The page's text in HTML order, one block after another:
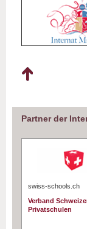
Partner der
swiss-schools.ch
Verband
Privatschulen